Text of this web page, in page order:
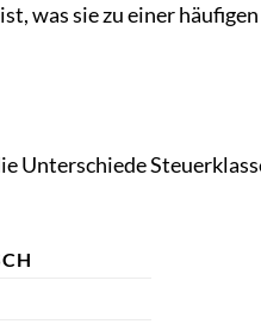
was sie zu einer
Unterschiede